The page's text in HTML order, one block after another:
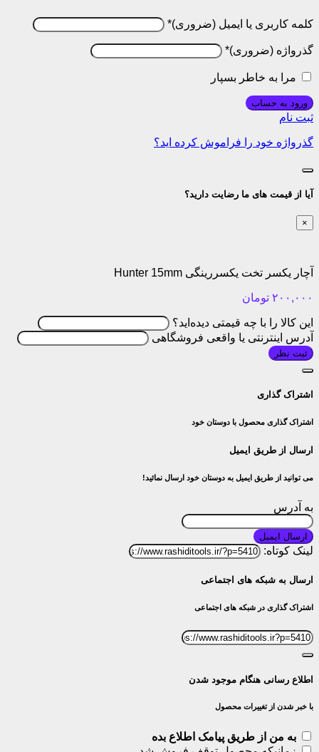
کلمه کاربری یا ایمیل *
گذرواژه *
مرا به خاطر بسپار
ورود به حساب
ثبت نام
گذرواژه خود را فراموش کرده اید؟
آیا از قیمت های ما رضایت دارید؟
×
آچار یکسر تخت یکسررینگی Hunter 15mm
۲۰۰,۰۰۰ تومان
این کالا را با چه قیمتی دیده‌اید؟
آدرس اینترنتی یا واقعی فروشگاهی
ثبت نظر
اشتراک گذاری
اشتراک گذاری محصول با دوستان خود
ارسال از طریق ایمیل
می توانید از طریق ایمیل به دوستان خود ارسال نمائید!
به آدرس
ارسال ایمیل
لینک کوتاه:
ارسال به شبکه های اجتماعی
اشتراک گذاری در شبکه های اجتماعی
اطلاع رسانی هنگام موجود شدن
با خبر شدن از تغییرات محصول
به من از طریق پیامک اطلاع بده